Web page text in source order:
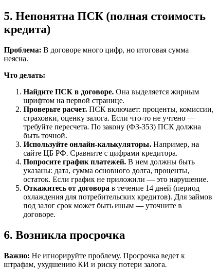
5. Непонятна ПСК (полная стоимость
кредита)
Проблема: В договоре много цифр, но итоговая сумма
неясна.
Что делать:
Найдите ПСК в договоре. Она выделяется жирным
шрифтом на первой странице.
Проверьте расчет. ПСК включает: проценты, комиссии,
страховки, оценку залога. Если что-то не учтено —
требуйте пересчета. По закону (ФЗ-353) ПСК должна
быть точной.
Используйте онлайн-калькуляторы. Например, на
сайте ЦБ РФ. Сравните с цифрами кредитора.
Попросите график платежей. В нем должны быть
указаны: дата, сумма основного долга, проценты,
остаток. Если график не приложили — это нарушение.
Откажитесь от договора в течение 14 дней (период
охлаждения для потребительских кредитов). Для займов
под залог срок может быть иным — уточните в
договоре.
6. Возникла просрочка
Важно: Не игнорируйте проблему. Просрочка ведет к
штрафам, ухудшению КИ и риску потери залога.